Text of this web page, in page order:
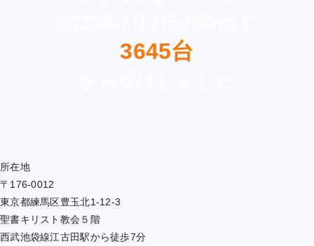
3645台
所在地
〒176-0012
東京都練馬区豊玉北1-12-3
聖書キリスト教会５階
西武池袋線江古田駅から徒歩7分